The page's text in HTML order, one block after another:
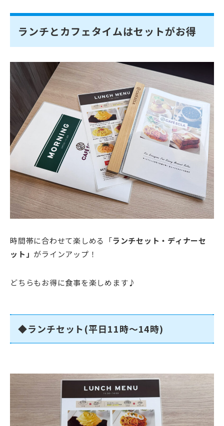
ランチとカフェタイムはセットがお得
時間帯に合わせて楽しめる「ランチセット・ディナーセ
ット」 がラインアップ！
どちらもお得に食事を楽しめます♪
◆ランチセット(平日11時～14時)